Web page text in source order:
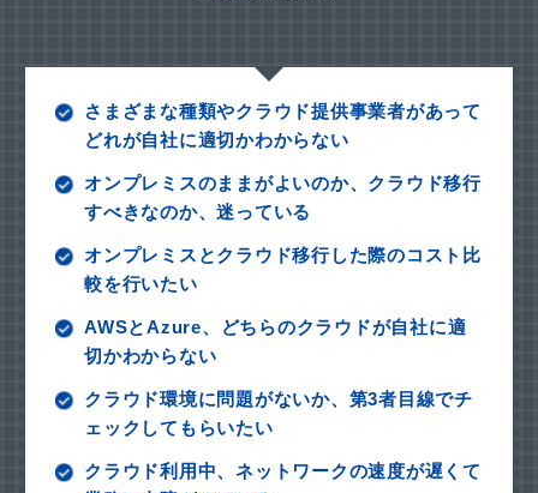
さまざまな種類やクラウド提供事業者があって
どれが自社に適切かわからない
オンプレミスのままがよいのか、クラウド移行
すべきなのか、迷っている
オンプレミスとクラウド移行した際のコスト比
較を行いたい
AWSとAzure、どちらのクラウドが自社に適
切かわからない
クラウド環境に問題がないか、第3者目線でチ
ェックしてもらいたい
クラウド利用中、ネットワークの速度が遅くて